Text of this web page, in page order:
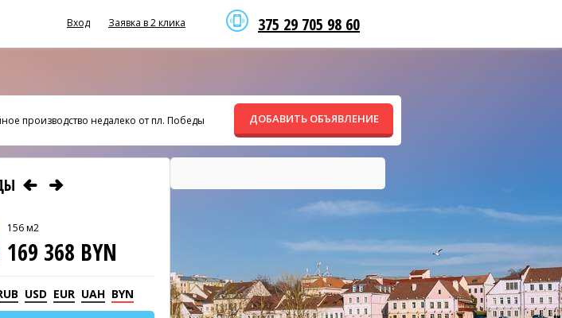
375 29 705 98 60
Вход Заявка в 2 клика
производство недалеко от пл. Победы ДОБАВИТЬ ОБЪЯВЛЕНИЕ
156 м2
169 368 BYN
USD EUR UAH BYN